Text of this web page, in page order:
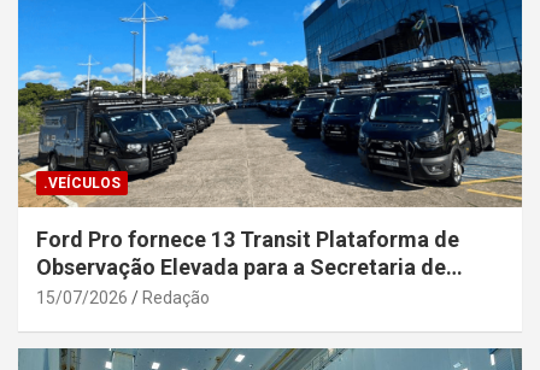
.VEÍCULOS
Ford Pro fornece 13 Transit Plataforma de
Observação Elevada para a Secretaria de
Segurança Pública da Bahia
15/07/2026 Redação